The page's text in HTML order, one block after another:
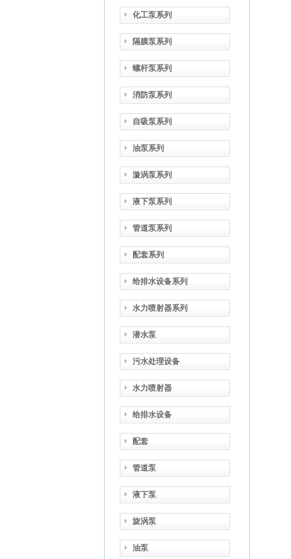
化工泵系列
隔膜泵系列
螺杆泵系列
消防泵系列
自吸泵系列
油泵系列
漩涡泵系列
液下泵系列
管道泵系列
配套系列
给排水设备系列
水力喷射器系列
潜水泵
污水处理设备
水力喷射器
给排水设备
配套
管道泵
液下泵
旋涡泵
油泵